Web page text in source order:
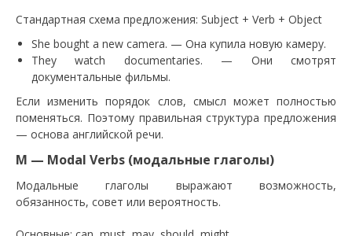
Стандартная схема предложения: Subject + Verb + Object
She bought a new camera. — Она купила новую камеру.
They watch documentaries. — Они смотрят
документальные фильмы.
Если изменить порядок слов, смысл может полностью
поменяться. Поэтому правильная структура предложения
— основа английской речи.
M — Modal Verbs (модальные глаголы)
Модальные глаголы выражают возможность,
обязанность, совет или вероятность.